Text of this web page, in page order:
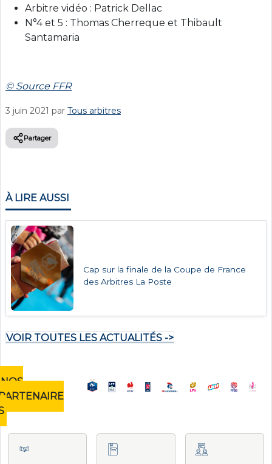
Arbitre vidéo : Patrick Dellac
N°4 et 5 : Thomas Cherreque et Thibault
Santamaria
© Source FFR
3 juin 2021 par Tous arbitres
Partager
À LIRE AUSSI
Cap sur la finale de la Coupe de France
des Arbitres La Poste
VOIR TOUTES LES ACTUALITÉS ->
NOS